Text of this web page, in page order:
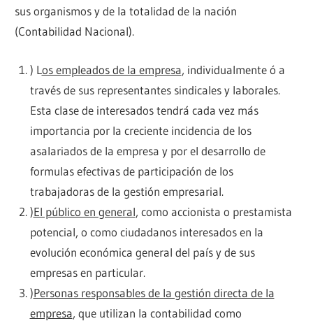
sus organismos y de la totalidad de la nación
(Contabilidad Nacional).
) L os empleados de la empresa, individualmente ó a
través de sus representantes sindicales y laborales.
Esta clase de interesados tendrá cada vez más
importancia por la creciente incidencia de los
asalariados de la empresa y por el desarrollo de
formulas efectivas de participación de los
trabajadoras de la gestión empresarial.
)El público en general, como accionista o prestamista
potencial, o como ciudadanos interesados en la
evolución económica general del país y de sus
empresas en particular.
)Personas responsables de la gestión directa de la
empresa, que utilizan la contabilidad como